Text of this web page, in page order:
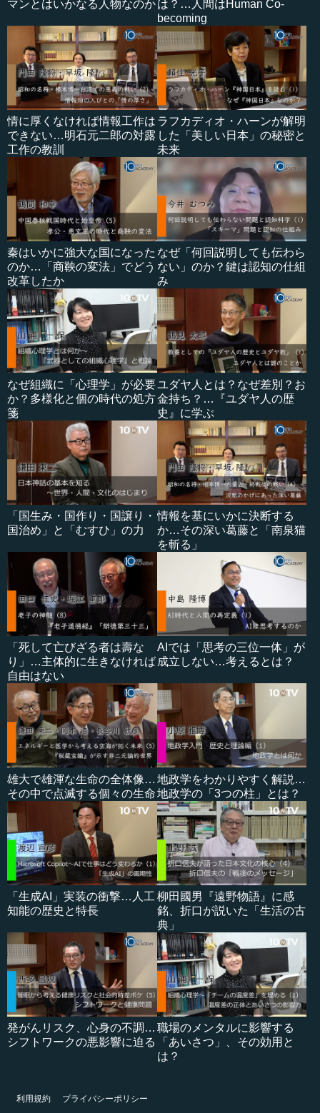
マンとはいかなる人物なのかは？…人間はHuman Co-
becoming
情に厚くなければ情報工作は
できない…明石元二郎の対露
工作の教訓
ラフカディオ・ハーンが解明
した「美しい日本」の秘密と
未来
秦はいかに強大な国になった
のか…「商鞅の変法」でどう
改革したか
なぜ「何回説明しても伝わら
ない」のか？鍵は認知の仕組
み
なぜ組織に「心理学」が必要
か？多様化と個の時代の処方
箋
ユダヤ人とは？なぜ差別？お
金持ち？…『ユダヤ人の歴
史』に学ぶ
「国生み・国作り・国譲り・
国治め」と「むすひ」の力
情報を基にいかに決断する
か…その深い葛藤と「南泉猫
を斬る」
「死して亡びざる者は壽な
り」…主体的に生きなければ
自由はない
AIでは「思考の三位一体」が
成立しない…考えるとは？
雄大で雄渾な生命の全体像…
その中で点滅する個々の生命
地政学をわかりやすく解説…
地政学の「3つの柱」とは？
「生成AI」実装の衝撃…人工
知能の歴史と特長
柳田國男『遠野物語』に感
銘、折口が説いた「生活の古
典」
発がんリスク、心身の不調…
シフトワークの悪影響に迫る
職場のメンタルに影響する
「あいさつ」、その効用と
は？
利用規約
プライバシーポリシー